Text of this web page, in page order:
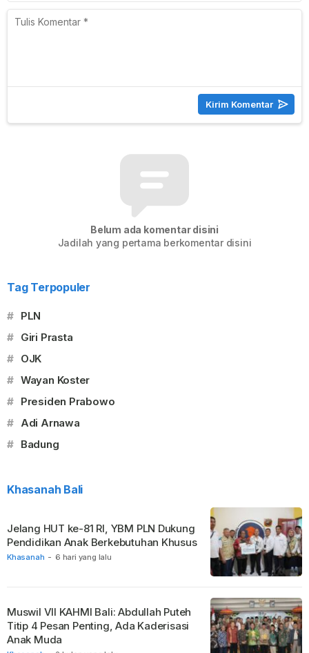
Belum ada komentar disini
Jadilah yang pertama berkomentar disini
Tag Terpopuler
# PLN
# Giri Prasta
# OJK
# Wayan Koster
# Presiden Prabowo
# Adi Arnawa
# Badung
Khasanah Bali
Khasanah - 6 hari yang lalu
Jelang HUT ke-81 RI, YBM PLN Dukung
Pendidikan Anak Berkebutuhan Khusus
Muswil VII KAHMI Bali: Abdullah Puteh
Titip 4 Pesan Penting, Ada Kaderisasi
Anak Muda